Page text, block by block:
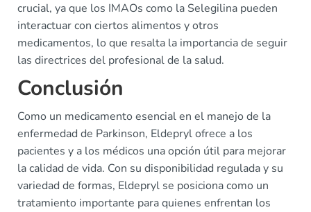
crucial, ya que los IMAOs como la Selegilina pueden
interactuar con ciertos alimentos y otros
medicamentos, lo que resalta la importancia de seguir
las directrices del profesional de la salud.
Conclusión
Como un medicamento esencial en el manejo de la
enfermedad de Parkinson, Eldepryl ofrece a los
pacientes y a los médicos una opción útil para mejorar
la calidad de vida. Con su disponibilidad regulada y su
variedad de formas, Eldepryl se posiciona como un
tratamiento importante para quienes enfrentan los